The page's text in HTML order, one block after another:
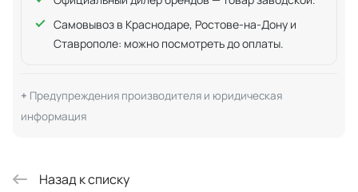
Самовывоз в Краснодаре, Ростове-на-Дону и
Ставрополе: можно посмотреть до оплаты.
Предупреждения производителя и юридическая
информация
Назад к списку